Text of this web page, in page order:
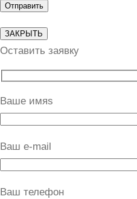
ЗАКРЫТЬ
Оставить заявку
Ваше имяs
Ваш e-mail
Ваш телефон